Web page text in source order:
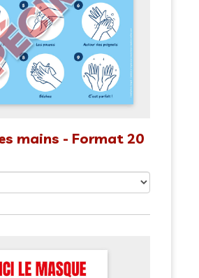
mains - Format 20